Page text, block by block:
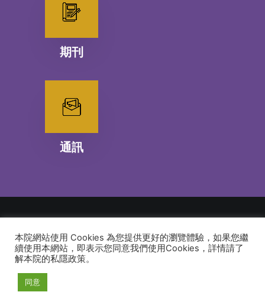
期刊
通訊
© 2026 建道神學院Alliance Bible Seminary. All rights reserved
本院網站使用 Cookies 為您提供更好的瀏覽體驗，如果您繼
續使用本網站，即表示您同意我們使用Cookies，詳情請了
解本院的私隱政策。
同意